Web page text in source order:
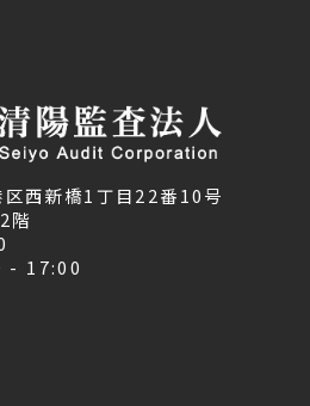
西新橋1丁目22番10号
階
- 17:00